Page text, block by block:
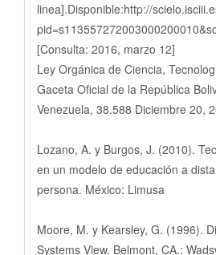
linea].Disponible:http://
[Consulta: 2016, marzo 12]
Ley Orgánica de Ciencia,
Gaceta Oficial de la República
Venezuela, 38.588 Diciembre 20,
Lozano, A. y Burgos, J. (2010).
en un modelo de educación a
persona. México: Limusa
Moore, M. y Kearsley, G. (1996).
Systems View. Belmont, CA.: